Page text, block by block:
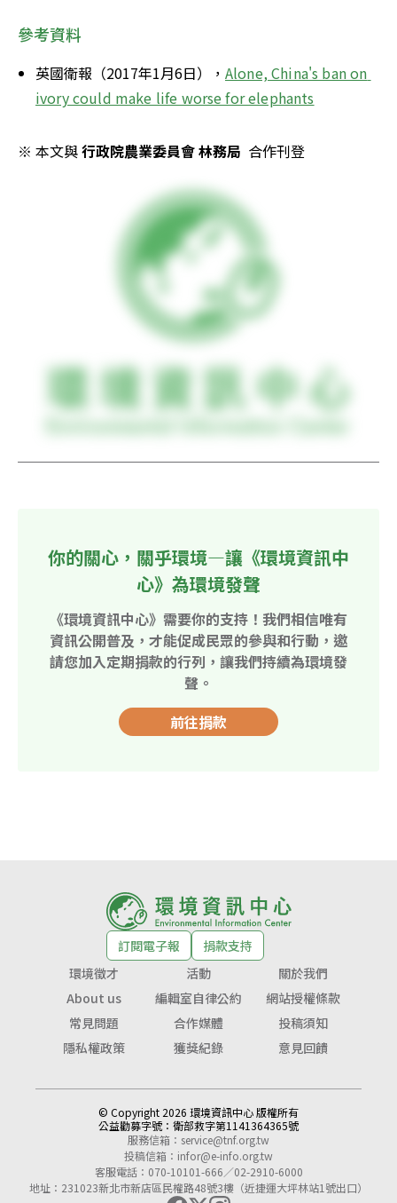
參考資料
英國衛報（2017年1月6日）， Alone, China's ban on
ivory could make life worse for elephants
※ 本文與 行政院農業委員會 林務局 合作刊登
你的關心，關乎環境—讓《環境資訊中
心》為環境發聲
《環境資訊中心》需要你的支持！我們相信唯有
資訊公開普及，才能促成民眾的參與和行動，邀
請您加入定期捐款的行列，讓我們持續為環境發
聲。
前往捐款
訂閱電子報
捐款支持
環境徵才
活動
關於我們
About us
編輯室自律公約
網站授權條款
常見問題
合作媒體
投稿須知
隱私權政策
獲獎紀錄 意見回饋
© Copyright 2026 環境資訊中心 版權所有
公益勸募字號： 衛部救字第1141364365號
服務信箱： service@tnf.org.tw
投稿信箱： infor@e-info.org.tw
客服電話：070-10101-666／02-2910-6000
地址：231023新北市新店區民權路48號3樓（近捷運大坪林站1號出口）